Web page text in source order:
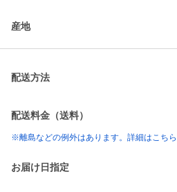
産地
配送方法
配送料金（送料）
※離島などの例外はあります。詳細はこちら
お届け日指定